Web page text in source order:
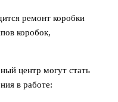
ремонт коробки
коробок,
центр могут стать
в работе: